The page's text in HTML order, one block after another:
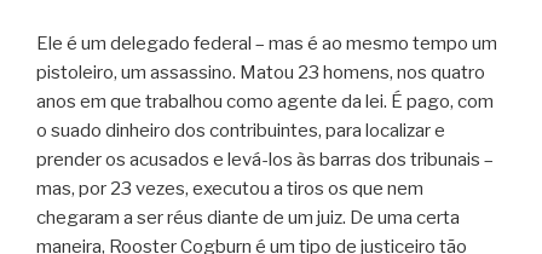
Ele é um delegado federal – mas é ao mesmo tempo um
pistoleiro, um assassino. Matou 23 homens, nos quatro
anos em que trabalhou como agente da lei. É pago, com
o suado dinheiro dos contribuintes, para localizar e
prender os acusados e levá-los às barras dos tribunais –
mas, por 23 vezes, executou a tiros os que nem
chegaram a ser réus diante de um juiz. De uma certa
maneira, Rooster Cogburn é um tipo de justiceiro tão